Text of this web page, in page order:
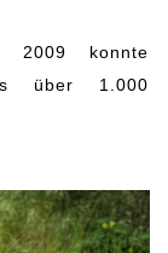
konnte
über 1.000